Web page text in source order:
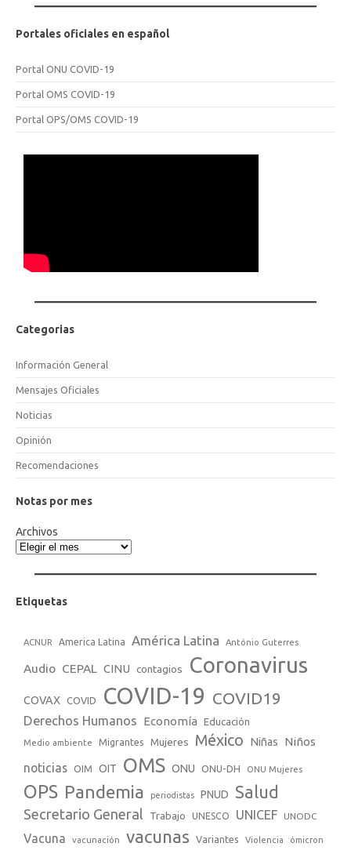
Portales oficiales en español
Portal ONU COVID-19
Portal OMS COVID-19
Portal OPS/OMS COVID-19
Categorias
Información General
Mensajes Oficiales
Noticias
Opinión
Recomendaciones
Notas por mes
Archivos
Etiquetas
ACNUR America Latina América Latina António Guterres
Audio CEPAL CINU contagios Coronavirus
COVAX COVID COVID-19 COVID19
Derechos Humanos Economía Educación
Medio ambiente Migrantes Mujeres México Niñas Niños
noticias OIM OIT OMS ONU ONU-DH ONU Mujeres
OPS Pandemia periodistas PNUD Salud
Secretario General Trabajo UNESCO UNICEF UNODC
Vacuna vacunación vacunas Variantes Violencia ómicron